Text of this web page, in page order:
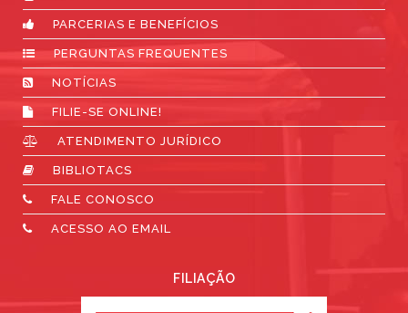
PARCERIAS E BENEFÍCIOS
PERGUNTAS FREQUENTES
NOTÍCIAS
FILIE-SE ONLINE!
ATENDIMENTO JURÍDICO
BIBLIOTACS
FALE CONOSCO
ACESSO AO EMAIL
FILIAÇÃO